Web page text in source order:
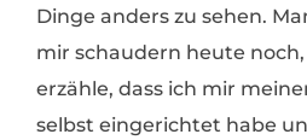
Dinge anders zu sehen.
mir schaudern heute
erzähle, dass ich mir
selbst eingerichtet habe